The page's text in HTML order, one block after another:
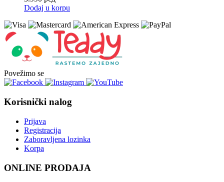
Dodaj u korpu
Povežimo se
Korisnički nalog
Prijava
Registracija
Zaboravljena lozinka
Korpa
ONLINE PRODAJA